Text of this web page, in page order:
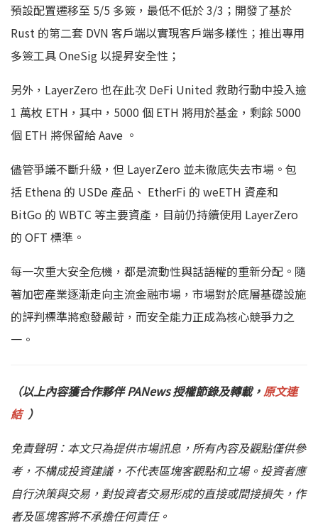
預設配置遷移至 5/5 多簽，最低不低於 3/3；開發了基於
Rust 的第二套 DVN 客戶端以實現客戶端多樣性；推出專用
多簽工具 OneSig 以提昇安全性；
另外，LayerZero 也在此次 DeFi United 救助行動中投入逾
1 萬枚 ETH，其中，5000 個 ETH 將用於基金，剩餘 5000
個 ETH 將保留給 Aave 。
儘管爭議不斷升級，但 LayerZero 並未徹底失去市場。包
括 Ethena 的 USDe 產品、 EtherFi 的 weETH 資產和
BitGo 的 WBTC 等主要資產，目前仍持續使用 LayerZero
的 OFT 標準。
每一次重大安全危機，都是流動性與話語權的重新分配。隨
著加密產業逐漸走向主流金融市場，市場對於底層基礎設施
的評判標準將愈發嚴苛，而安全能力正成為核心競爭力之
一。
（以上內容獲合作夥伴 PANews授權節錄及轉載， 原文連
結 ）
免責聲明：本文只為提供市場訊息，所有內容及觀點僅供參
考，不構成投資建議，不代表區塊客觀點和立場。投資者應
自行決策與交易，對投資者交易形成的直接或間接損失，作
者及區塊客將不承擔任何責任。